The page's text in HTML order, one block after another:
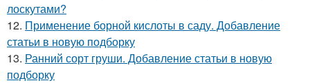
лоскутами?
12. Применение борной кислоты в саду. Добавление
статьи в новую подборку
13. Ранний сорт груши. Добавление статьи в новую
подборку